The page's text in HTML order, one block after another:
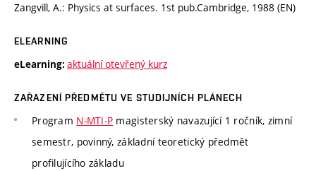
Zangvill, A.: Physics at surfaces. 1st pub.Cambridge, 1988 (EN)
ELEARNING
eLearning: aktuální otevřený kurz
ZAŘAZENÍ PŘEDMĚTU VE STUDIJNÍCH PLÁNECH
Program N-MTI-P magisterský navazující 1 ročník, zimní
semestr, povinný, základní teoretický předmět
profilujícího základu